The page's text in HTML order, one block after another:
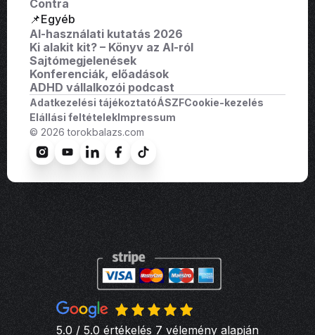
Contra
📌Egyéb
AI-használati kutatás 2026
Ki alakit kit? – Könyv az AI-ról
Sajtómegjelenések
Konferenciák, előadások
ADHD vállalkozói podcast
Adatkezelési tájékoztatóÁSZFCookie-kezelés
Elállási feltételekImpressum
© 2026 torokbalazs.com
5.0 / 5.0 értékelés 7 vélemény alapján